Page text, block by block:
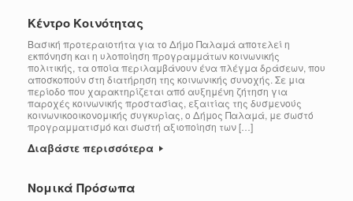
Κέντρο Κοινότητας
Βασική προτεραιοτήτα για το Δήμο Παλαμά αποτελεί η
εκπόνηση και η υλοποίηση προγραμμάτων κοινωνικής
πολιτικής, τα οποία περιλαμβάνουν ένα πλέγμα δράσεων, που
αποσκοπούν στη διατήρηση της κοινωνικής συνοχής. Σε μια
περίοδο που χαρακτηρίζεται από αυξημένη ζήτηση για
παροχές κοινωνικής προστασίας, εξαιτίας της δυσμενούς
κοινωνικοοικονομικής συγκυρίας, ο Δήμος Παλαμά, με σωστό
προγραμματισμό και σωστή αξιοποίηση των […]
Διαβάστε περισσότερα
Νομικά Πρόσωπα